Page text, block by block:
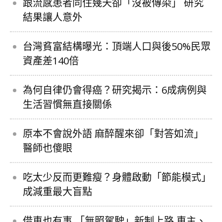
跟流感患者同住幾天卻「沒被傳染」 研究
結果讓人意外
台灣貧富結構曝光：頂端人口與後50%民眾
資產差140倍
為何自律仍會得癌？研究揭示：6成病例與
生活習慣無直接關係
原本不會說外語 麻醉醒來卻「對答如流」
醫師也傻眼
吃太少反而更難瘦？身體啟動「節能模式」
成減重最大盲點